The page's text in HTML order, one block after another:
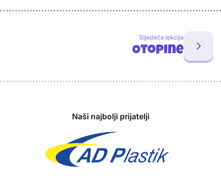
Sljedeća lekcija
Otopine
Naši najbolji prijatelji